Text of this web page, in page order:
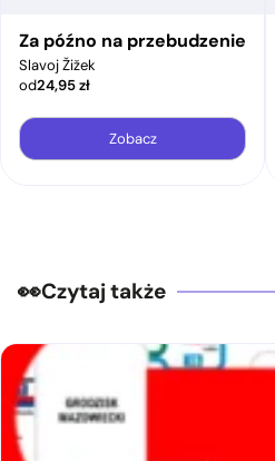
Za późno na przebudzenie
Slavoj Žižek
od24,95zł
Zobacz
Czytaj także